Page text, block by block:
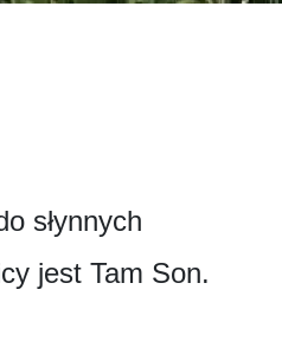
słynnych
jest Tam Son.